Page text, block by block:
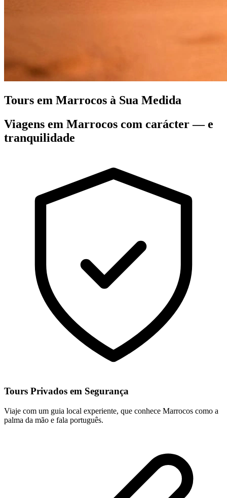
Tours em Marrocos à Sua Medida
Viagens em Marrocos com carácter — e
tranquilidade
Tours Privados em Segurança
Viaje com um guia local experiente, que conhece Marrocos como a
palma da mão e fala português.